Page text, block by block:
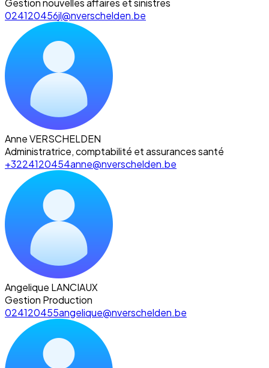
Gestion nouvelles affaires et sinistres
024120456jl@nverschelden.be
Anne VERSCHELDEN
Administratrice, comptabilité et assurances santé
+3224120454anne@nverschelden.be
Angelique LANCIAUX
Gestion Production
024120455angelique@nverschelden.be